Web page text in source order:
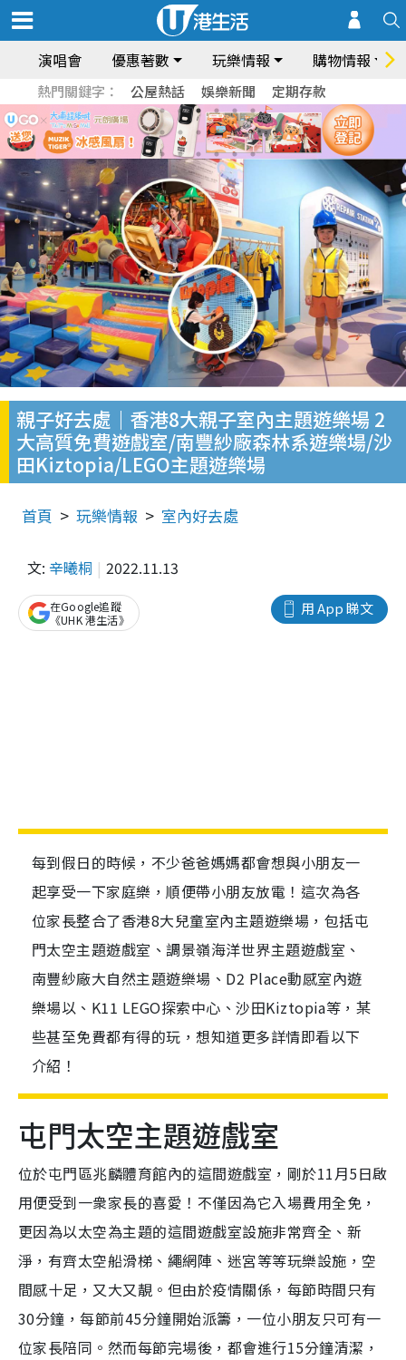
演唱會 優惠著數 玩樂情報 購物情報
熱門關鍵字： 公屋熱話 娛樂新聞 定期存款
親子好去處｜香港8大親子室內主題遊樂場 2
大高質免費遊戲室/南豐紗廠森林系遊樂場/沙
田Kiztopia/LEGO主題遊樂場
首頁 玩樂情報 室內好去處
文: 辛曦桐 2022.11.13
用 App 睇文
在Google追蹤
《UHK 港生活》
每到假日的時候，不少爸爸媽媽都會想與小朋友一
起享受一下家庭樂，順便帶小朋友放電！這次為各
位家長整合了香港8大兒童室內主題遊樂場，包括屯
門太空主題遊戲室、調景嶺海洋世界主題遊戲室、
南豐紗廠大自然主題遊樂場、D2 Place動感室內遊
樂場以、K11 LEGO探索中心、沙田Kiztopia等，某
些甚至免費都有得的玩，想知道更多詳情即看以下
介紹！
屯門太空主題遊戲室
位於屯門區兆麟體育館內的這間遊戲室，剛於11月5日啟
用便受到一衆家長的喜愛！不僅因為它入場費用全免，
更因為以太空為主題的這間遊戲室設施非常齊全、新
淨，有齊太空船滑梯、繩網陣、迷宮等等玩樂設施，空
間感十足，又大又靚。但由於疫情關係，每節時間只有
30分鐘，每節前45分鐘開始派籌，一位小朋友只可有一
位家長陪同。然而每節完場後，都會進行15分鐘清潔，